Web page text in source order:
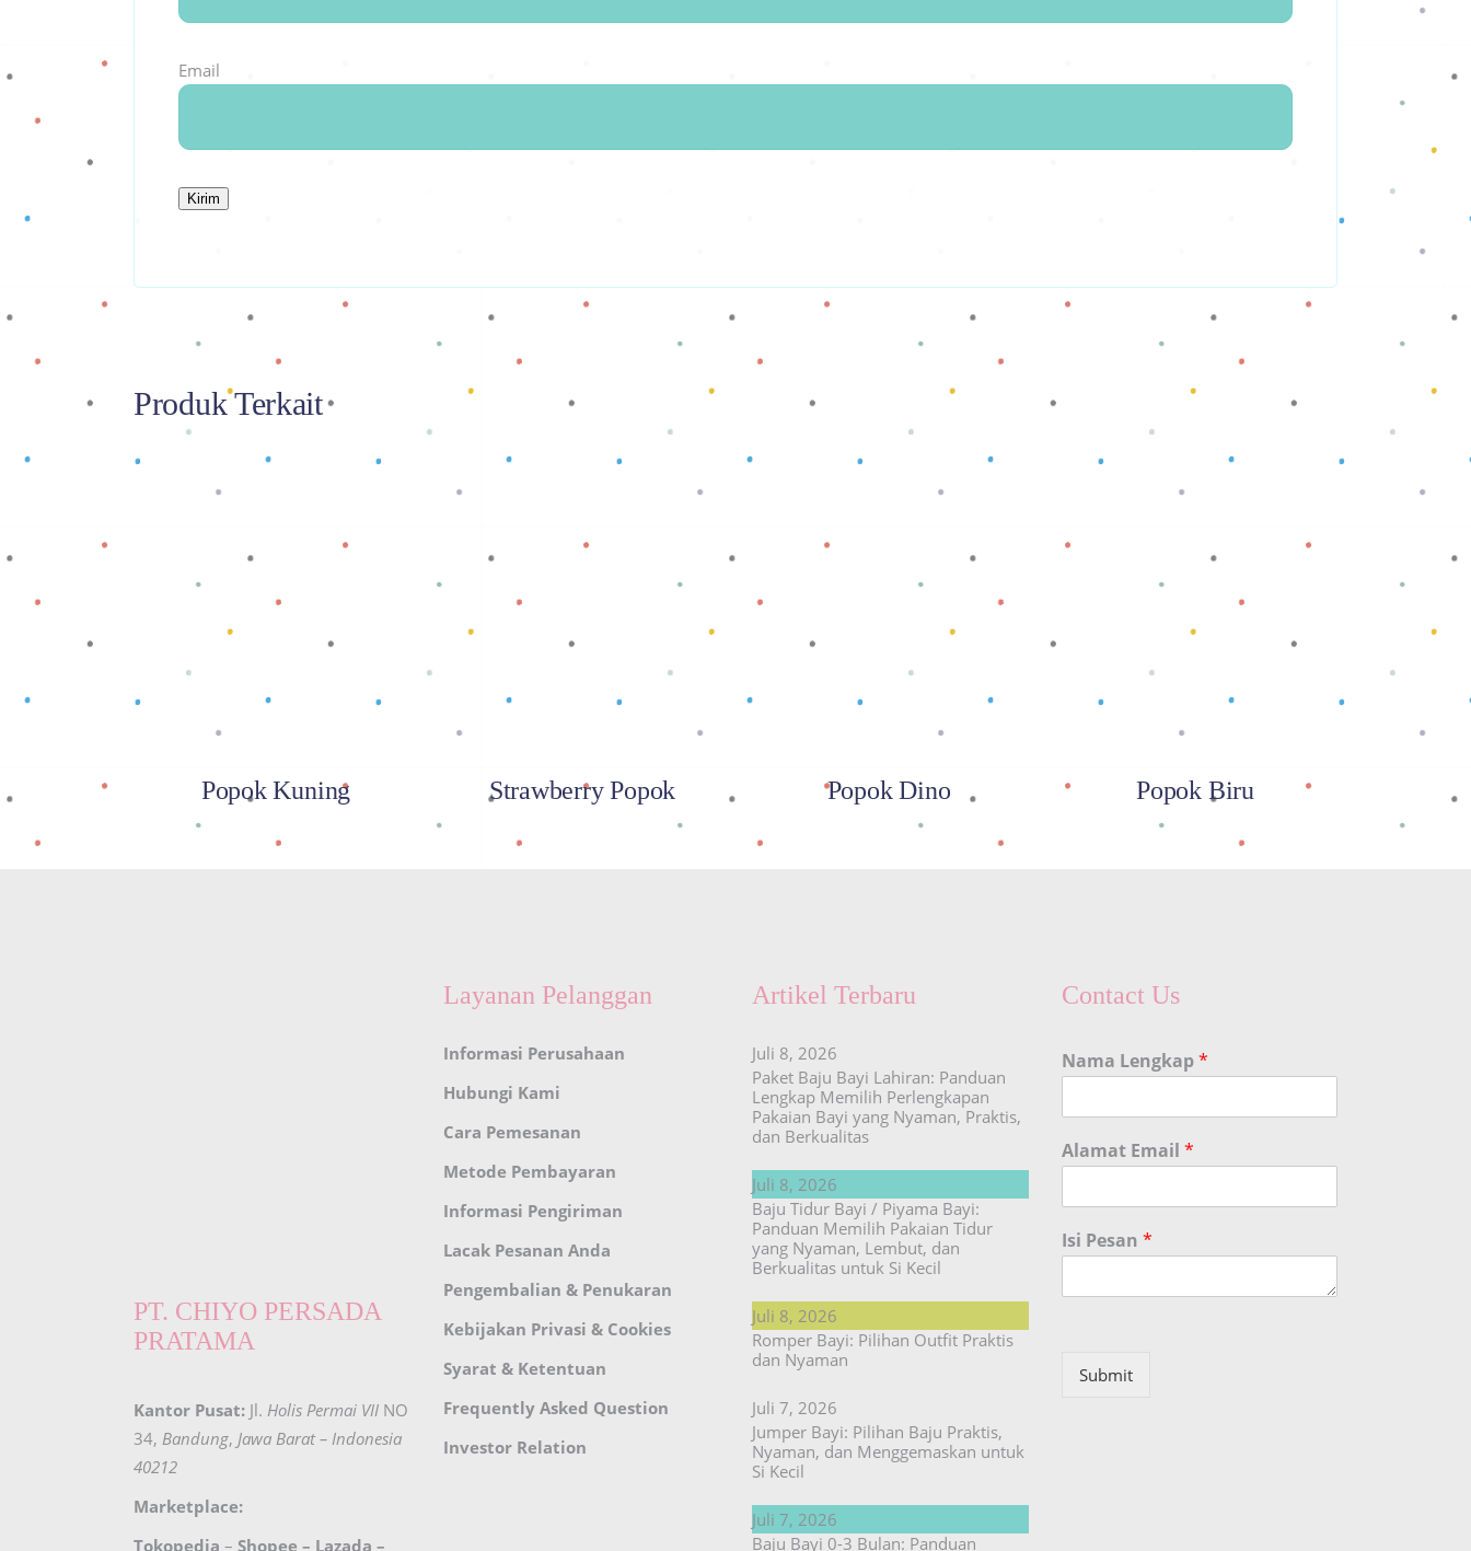
Email
Produk Terkait
Baca selengkapnya
Popok Kuning
Baca selengkapnya
Strawberry Popok Popok Dino
Baca selengkapnya
Popok Biru
PT. CHIYO PERSADA
PRATAMA
Kantor Pusat: Jl. Holis Permai VII NO
34, Bandung, Jawa Barat – Indonesia
40212
Marketplace:
Tokopedia – Shopee – Lazada –
Layanan Pelanggan
Informasi Perusahaan
Hubungi Kami
Cara Pemesanan
Metode Pembayaran
Informasi Pengiriman
Lacak Pesanan Anda
Pengembalian & Penukaran
Kebijakan Privasi & Cookies
Syarat & Ketentuan
Frequently Asked Question
Investor Relation
Artikel Terbaru
Juli 8, 2026
Paket Baju Bayi Lahiran: Panduan
Lengkap Memilih Perlengkapan
Pakaian Bayi yang Nyaman, Praktis,
dan Berkualitas
Juli 8, 2026
Baju Tidur Bayi / Piyama Bayi:
Panduan Memilih Pakaian Tidur
yang Nyaman, Lembut, dan
Berkualitas untuk Si Kecil
Juli 8, 2026
Romper Bayi: Pilihan Outfit Praktis
dan Nyaman
Juli 7, 2026
Jumper Bayi: Pilihan Baju Praktis,
Nyaman, dan Menggemaskan untuk
Si Kecil
Juli 7, 2026
Baju Bayi 0-3 Bulan: Panduan
Contact Us
Nama Lengkap*
Alamat Email *
Isi Pesan *
Submit